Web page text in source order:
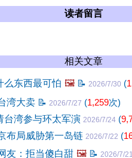
读者留言
相关文章
么东西最可怕 🖼️ 📝 2026/7/30 (
湾大卖 📝 2026/7/27 (1,259次)
台湾参与环太军演 2026/7/24 (
布局威胁第一岛链 2026/7/22 (
友：拒当傻白甜 🖼️ 📝 2026/7/21